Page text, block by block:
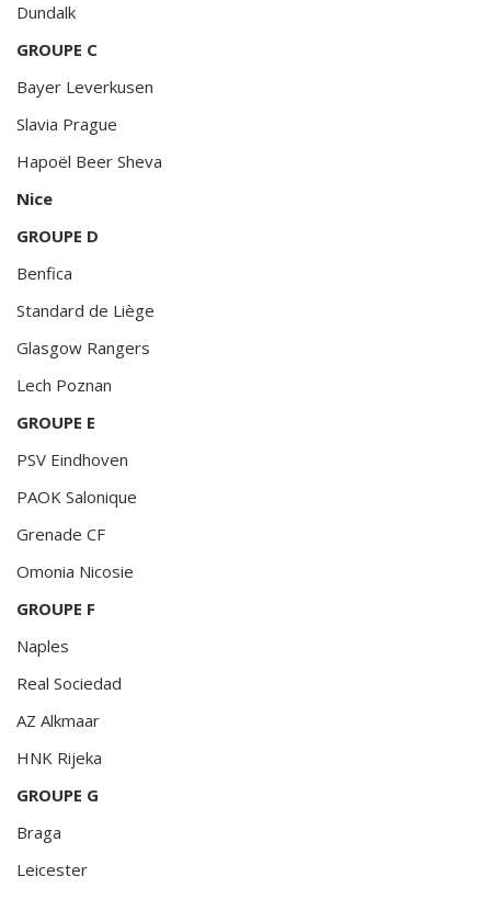
Dundalk
GROUPE C
Bayer Leverkusen
Slavia Prague
Hapoël Beer Sheva
Nice
GROUPE D
Benfica
Standard de Liège
Glasgow Rangers
Lech Poznan
GROUPE E
PSV Eindhoven
PAOK Salonique
Grenade CF
Omonia Nicosie
GROUPE F
Naples
Real Sociedad
AZ Alkmaar
HNK Rijeka
GROUPE G
Braga
Leicester